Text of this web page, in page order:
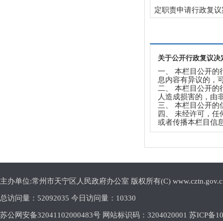
定职责申请行政复议
关于公开行政复议决
一、 本栏目公开的
息内容有异议的，
二、 本栏目公开
人造成损害的，由
三、 本栏目公开的
四、 未经许可，
或者传播本栏目信
主办单位:常州市天宁区人民政府办公室 版权所有(C)
总访问量： 52092035 今日访问量： 10330
苏公网安备32041102000483号 网站标识码：3204020001 苏ICP备